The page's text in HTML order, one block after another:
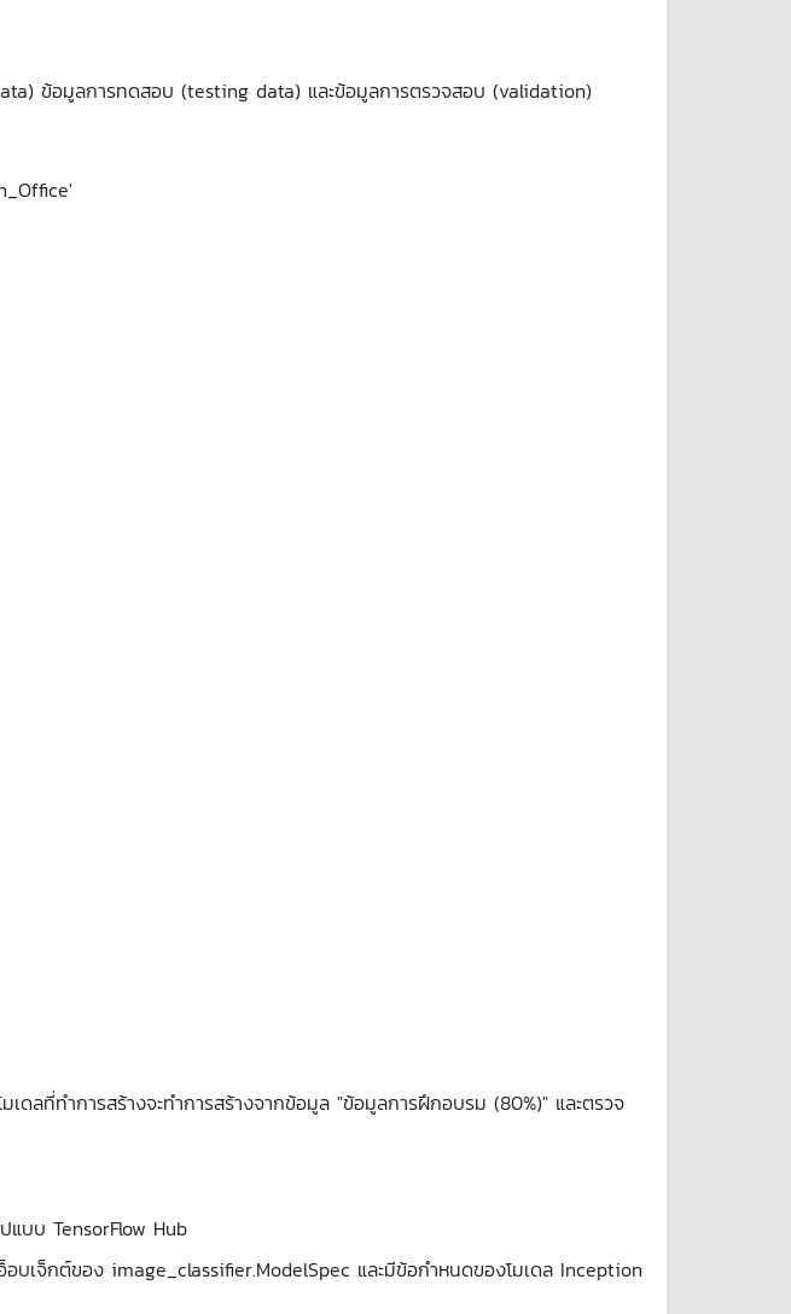
ข้อมูลการทดสอบ (testing data) และข้อมูลการตรวจสอบ (validation)
ดลที่ทำการสร้างจะทำการสร้างจากข้อมูล "ข้อมูลการฝึกอบรม (80%)" และตรวจ
แบบ TensorFlow Hub
เจ็กต์ของ image_classifier.ModelSpec และมีข้อกำหนดของโมเดล Inception